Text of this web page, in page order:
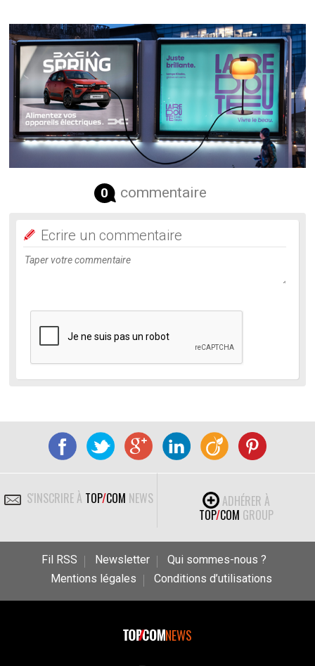
0 commentaire
Ecrire un commentaire
S'INSCRIRE À TOP/COM NEWS
ADHÉRER À
TOP/COM GROUP
Fil RSS Newsletter
Qui sommes-nous ?
Mentions légales
Conditions d’utilisations
NEWS